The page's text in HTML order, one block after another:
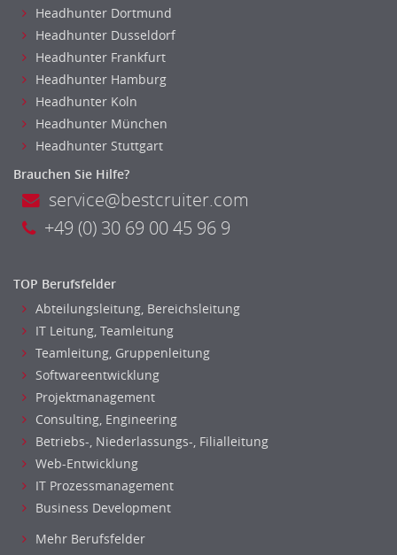
Headhunter Dortmund
Headhunter Dusseldorf
Headhunter Frankfurt
Headhunter Hamburg
Headhunter Koln
Headhunter München
Headhunter Stuttgart
Brauchen Sie Hilfe?
service@bestcruiter.com
+49 (0) 30 69 00 45 96 9
TOP Berufsfelder
Abteilungsleitung, Bereichsleitung
IT Leitung, Teamleitung
Teamleitung, Gruppenleitung
Softwareentwicklung
Projektmanagement
Consulting, Engineering
Betriebs-, Niederlassungs-, Filialleitung
Web-Entwicklung
IT Prozessmanagement
Business Development
Mehr Berufsfelder